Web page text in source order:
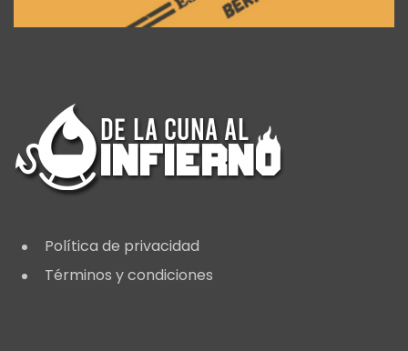
Política de privacidad
Términos y condiciones